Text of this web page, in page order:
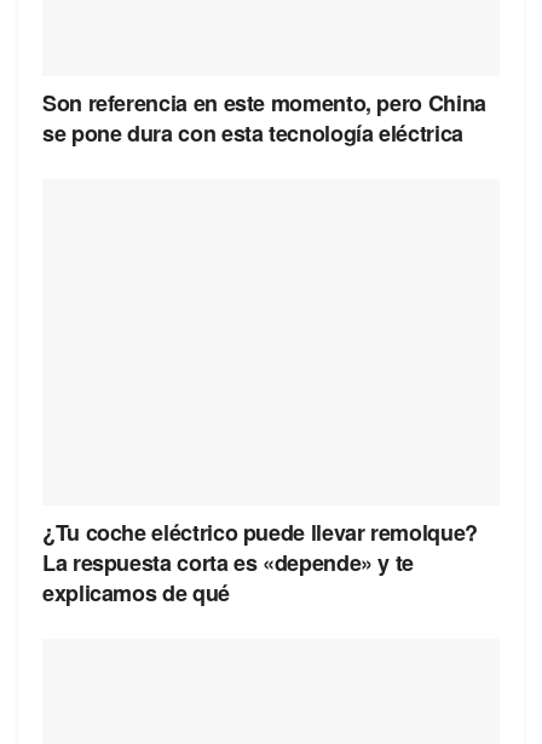
Son referencia en este momento, pero China
se pone dura con esta tecnología eléctrica
¿Tu coche eléctrico puede llevar remolque?
La respuesta corta es «depende» y te
explicamos de qué